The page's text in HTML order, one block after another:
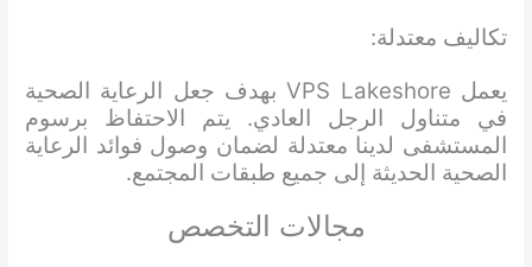
تكاليف معتدلة:
يعمل VPS Lakeshore بهدف جعل الرعاية الصحية
في متناول الرجل العادي. يتم الاحتفاظ برسوم
المستشفى لدينا معتدلة لضمان وصول فوائد الرعاية
الصحية الحديثة إلى جميع طبقات المجتمع.
مجالات التخصص